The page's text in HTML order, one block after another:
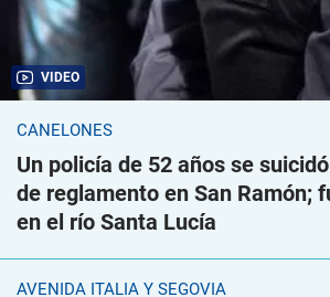
VIDEO
CANELONES
Un policía de 52 años se
de reglamento en San Ramón;
en el río Santa Lucía
AVENIDA ITALIA Y SEGOVIA